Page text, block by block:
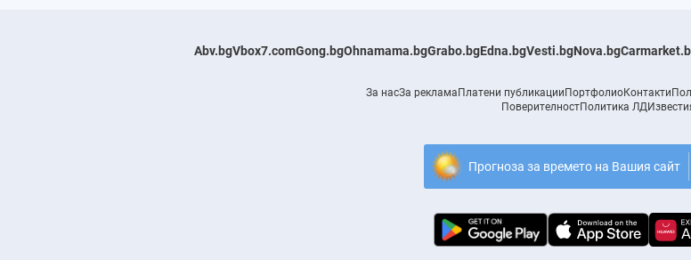
Abv.bgVbox7.comGong.bgOhnamama.bgGrabo.bgEdna.bgVesti.bgNova.bg
За насЗа рекламаПлатени публикацииПортфолиоКонтакти
ПоверителностПолитика ЛД
Прогноза за времето на Вашия сайт